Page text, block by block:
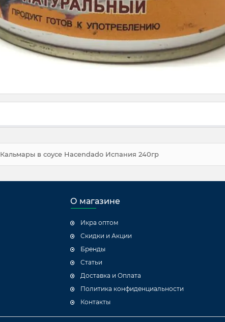
Кальмары в соусе Hacendado Испания 240гр
О магазине
Икра оптом
Скидки и Акции
Бренды
Статьи
Доставка и Оплата
Политика конфиденциальности
Контакты